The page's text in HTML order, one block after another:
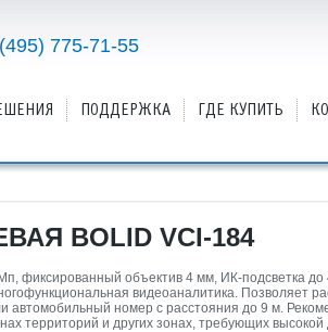
775-71-55
ПОДДЕРЖКА ГДЕ КУПИТЬ
BOLID VCI-184
фиксированный объектив 4 мм, ИК-подсветка до
видеоаналитика. Позволяет
автомобильный номер с расстояния до 9 м.
территорий и других зонах, требующих